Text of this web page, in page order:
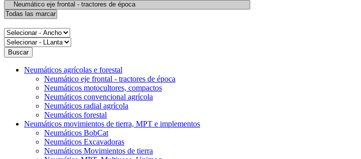
Neumáticos agrícolas e forestal
Neumático eje frontal - tractores de época
Neumáticos motocultores, compactos
Neumáticos convencional agrícola
Neumáticos radial agrícola
Neumáticos forestal
Neumáticos movimientos de tierra, MPT e implementos
Neumáticos BobCat
Neumáticos Excavadoras
Neumáticos Movimientos de tierra